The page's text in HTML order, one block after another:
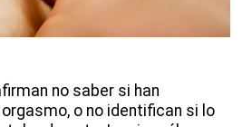
no saber si han
o no identifican si lo